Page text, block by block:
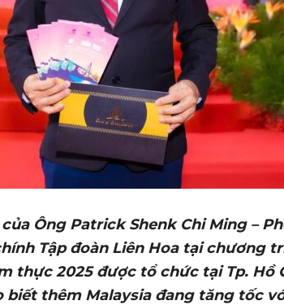
Ông Patrick Shenk Chi Ming –
Tập đoàn Liên Hoa tại chương
thực 2025 được tổ chức tại Tp. Hồ
biết thêm Malaysia đang tăng tốc